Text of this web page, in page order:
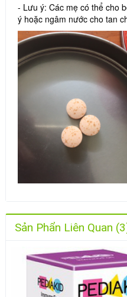
- Lưu ý: Các mẹ có thể cho
ý hoặc ngâm nước cho tan
Sản Phẩn Liên Quan